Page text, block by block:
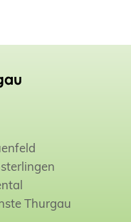
Thurgau